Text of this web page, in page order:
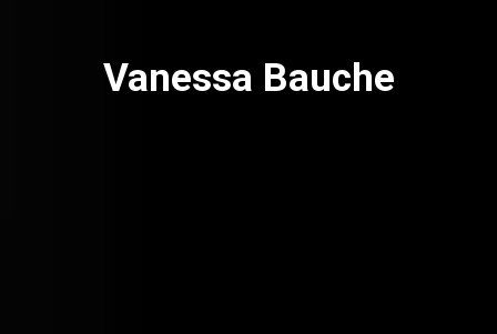
Vanessa Bauche